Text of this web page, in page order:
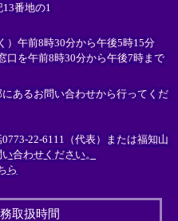
番地の1
）午前8時30分から午後5時15分
口を午前8時30分から午後7時まで
あるお問い合わせから行ってくだ
22-6111（代表）または福知山
合わせください。
ら
取扱時間